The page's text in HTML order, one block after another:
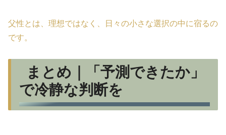
父性とは、理想ではなく、日々の小さな選択の中に宿るの
です。
まとめ｜「予測できたか」
で冷静な判断を